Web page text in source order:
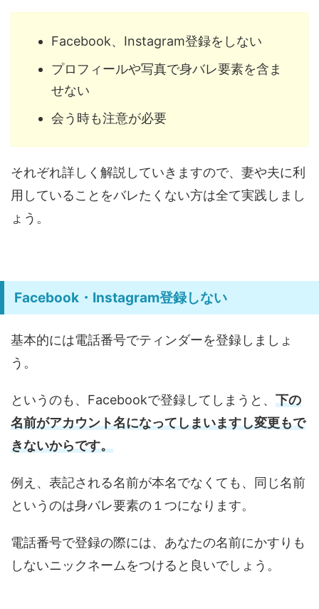
Facebook、Instagram登録をしない
プロフィールや写真で身バレ要素を含ま
せない
会う時も注意が必要
それぞれ詳しく解説していきますので、妻や夫に利
用していることをバレたくない方は全て実践しまし
ょう。
Facebook・Instagram登録しない
基本的には電話番号でティンダーを登録しましょ
う。
というのも、Facebookで登録してしまうと、 下の
名前がアカウント名になってしまいますし変更もで
きないからです。
例え、表記される名前が本名でなくても、同じ名前
というのは身バレ要素の１つになります。
電話番号で登録の際には、あなたの名前にかすりも
しないニックネームをつけると良いでしょう。